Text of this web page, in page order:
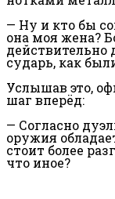
— Ну и кто бы
она моя жена?
сударь, как
Услышав это,
шаг вперёд:
— Согласно
оружия
стоит более
что иное?